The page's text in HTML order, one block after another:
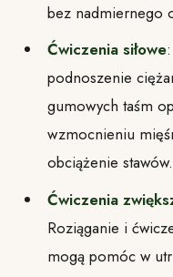
bez nadmiernego
Ćwiczenia siłowe
podnoszenie
gumowych taśm
wzmocnieniu
obciążenie stawów.
Ćwiczenia
Roziąganie i
mogą pomóc w